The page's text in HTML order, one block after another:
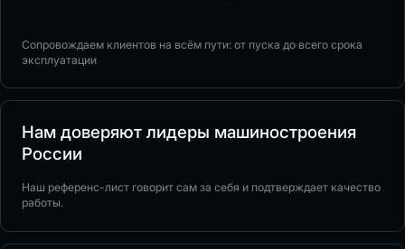
Сопровождаем клиентов на всём пути: от пуска до всего срока
эксплуатации
Нам доверяют лидеры машиностроения
России
Наш референс-лист говорит сам за себя и подтверждает качество
работы.